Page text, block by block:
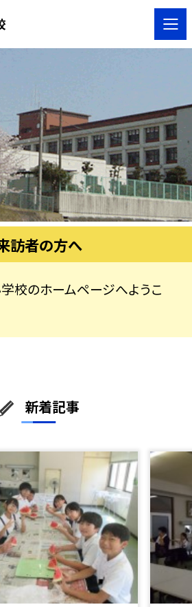
訪者の方へ
校のホームページへようこ
新着記事